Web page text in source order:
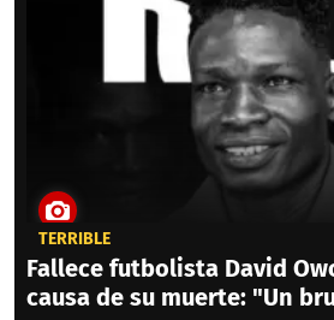
TERRIBLE
Fallece futbolista David
causa de su muerte: "Un